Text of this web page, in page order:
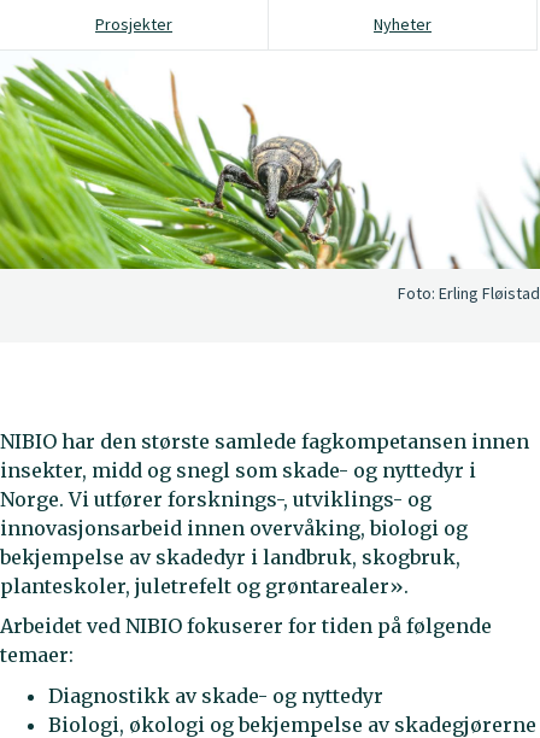
Prosjekter Nyheter
Foto: Erling Fløistad
NIBIO har den største samlede fagkompetansen innen
insekter, midd og snegl som skade- og nyttedyr i
Norge. Vi utfører forsknings-, utviklings- og
innovasjonsarbeid innen overvåking, biologi og
bekjempelse av skadedyr i landbruk, skogbruk,
planteskoler, juletrefelt og grøntarealer».
Arbeidet ved NIBIO fokuserer for tiden på følgende
temaer:
Diagnostikk av skade- og nyttedyr
Biologi, økologi og bekjempelse av skadegjørerne